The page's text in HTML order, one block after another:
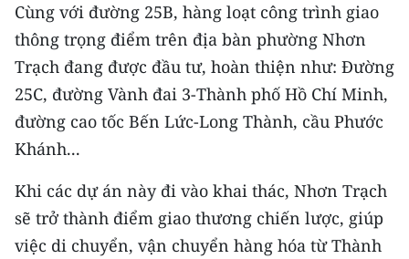
Cùng với đường 25B, hàng loạt công trình giao
thông trọng điểm trên địa bàn phường Nhơn
Trạch đang được đầu tư, hoàn thiện như: Đường
25C, đường Vành đai 3-Thành phố Hồ Chí Minh,
đường cao tốc Bến Lức-Long Thành, cầu Phước
Khánh...
Khi các dự án này đi vào khai thác, Nhơn Trạch
sẽ trở thành điểm giao thương chiến lược, giúp
việc di chuyển, vận chuyển hàng hóa từ Thành